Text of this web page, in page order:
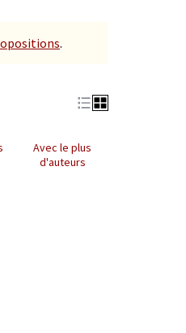
.
Avec le plus
d'auteurs